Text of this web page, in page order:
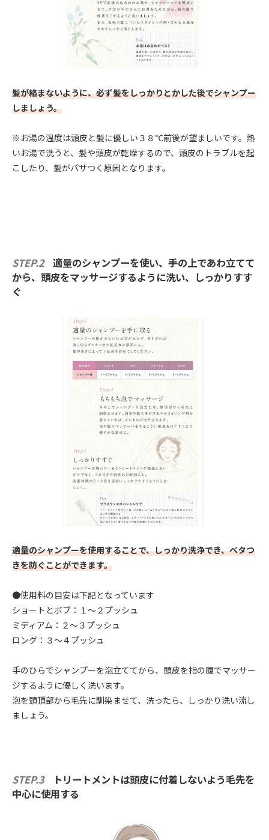
髪が絡まないように、必ず髪をしっかりとかした後でシャンプー
しましょう。
※お湯の温度は頭皮と髪に優しい３８℃前後が望ましいです。熱
いお湯で洗うと、髪や頭皮が乾燥するので、頭皮のトラブルを起
こしたり、髪がパサつく原因となります。
STEP.2 適量のシャンプーを使い、手の上であわ立てて
から、頭皮をマッサージするように洗い、しっかりすす
ぐ
適量のシャンプーを使用することで、しっかり洗浄でき、ベタつ
きを防ぐことができます。
●使用料の目安は下記となっています
ショートとボブ：１〜２プッシュ
ミディアム：２〜３プッシュ
ロング：３〜４プッシュ
手のひらでシャンプーを泡立ててから、頭皮を指の腹でマッサー
ジするように優しく洗います。
泡を頭頂部から毛先に馴染ませて、洗ったら、しっかり洗い流し
ましょう。
STEP.3
トリートメントは頭皮に付着しないよう毛先を
中心に使用する